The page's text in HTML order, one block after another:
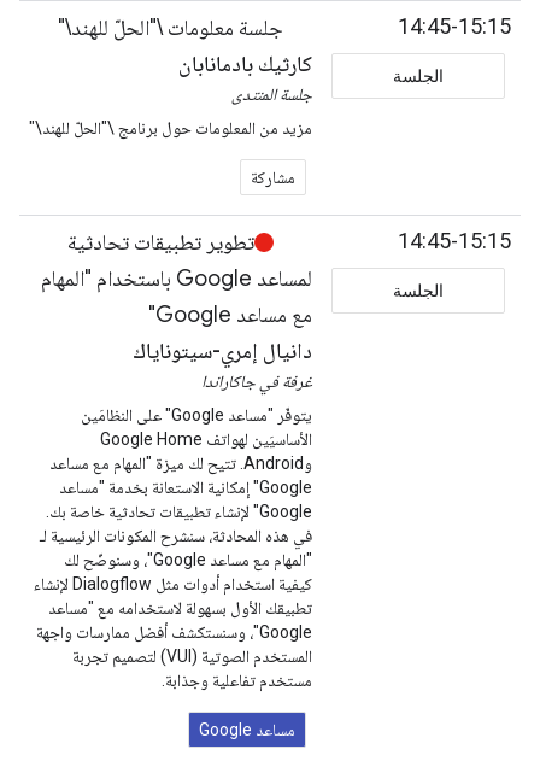
14:45-15:15
الجلسة
جلسة معلومات \"الحلّ للهند\"
كارثيك بادمانابان
جلسة المنتدى
مزيد من المعلومات حول برنامج \"الحلّ للهند\"
مشاركة
14:45-15:15
الجلسة
تطوير تطبيقات تحادثية
لمساعد Google باستخدام "المهام
مع مساعد Google"
دانيال إمري-سيتوناياك
غرفة في جاكاراندا
يتوفّر "مساعد Google" على النظامَين
الأساسيَين لهواتف Google Home
وAndroid. تتيح لك ميزة "المهام مع مساعد
Google" إمكانية الاستعانة بخدمة "مساعد
Google" لإنشاء تطبيقات تحادثية خاصة بك.
في هذه المحادثة، سنشرح المكونات الرئيسية لـ
"المهام مع مساعد Google"، وسنوضّح لك
كيفية استخدام أدوات مثل Dialogflow لإنشاء
تطبيقك الأول بسهولة لاستخدامه مع "مساعد
Google"، وسنستكشف أفضل ممارسات واجهة
المستخدم الصوتية (VUI) لتصميم تجربة
مستخدم تفاعلية وجذابة.
مساعد Google